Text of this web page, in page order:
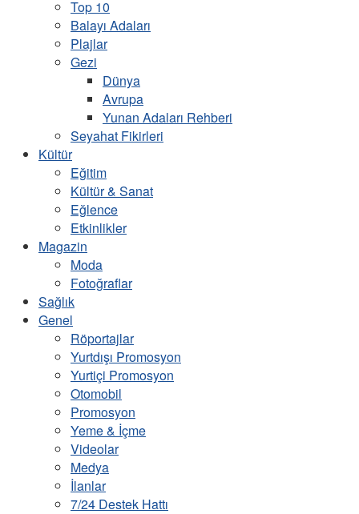
Top 10
Balayı Adaları
Plajlar
Gezi
Dünya
Avrupa
Yunan Adaları Rehberi
Seyahat Fikirleri
Kültür
Eğitim
Kültür & Sanat
Eğlence
Etkinlikler
Magazin
Moda
Fotoğraflar
Sağlık
Genel
Röportajlar
Yurtdışı Promosyon
Yurtiçi Promosyon
Otomobil
Promosyon
Yeme & İçme
Videolar
Medya
İlanlar
7/24 Destek Hattı